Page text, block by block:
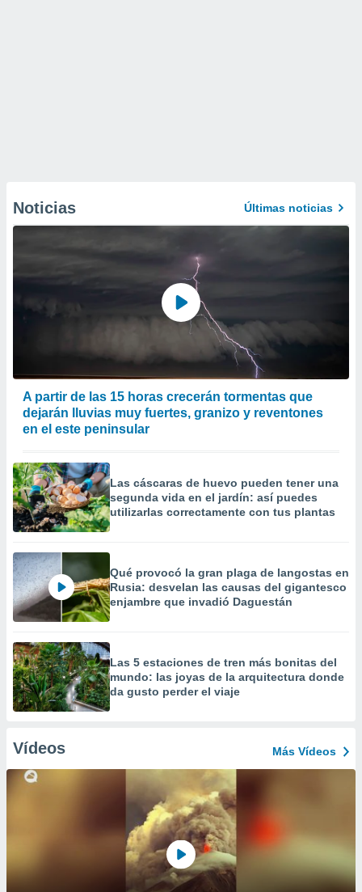
Noticias Últimas noticias
A partir de las 15 horas crecerán tormentas que
dejarán lluvias muy fuertes, granizo y reventones
en el este peninsular
Las cáscaras de huevo pueden tener una
segunda vida en el jardín: así puedes
utilizarlas correctamente con tus plantas
Qué provocó la gran plaga de langostas en
Rusia: desvelan las causas del gigantesco
enjambre que invadió Daguestán
Las 5 estaciones de tren más bonitas del
mundo: las joyas de la arquitectura donde
da gusto perder el viaje
Vídeos Más Vídeos